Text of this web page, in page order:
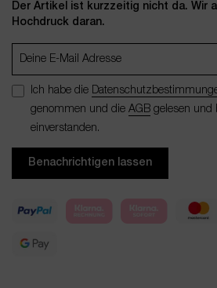
Der Artikel ist kurzzeitig nicht da. Wir
Hochdruck daran.
Ich habe die
genommen und die AGB gelesen und
einverstanden.
Benachrichtigen lassen